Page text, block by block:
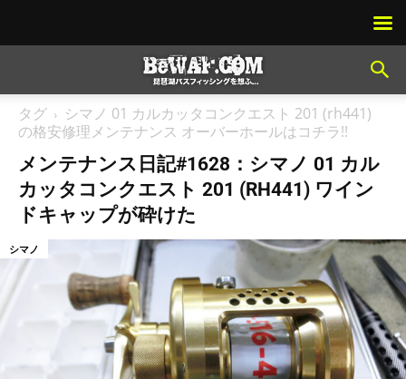
タグ
シマノ 01 カルカッタコンクエスト 201 (rh441)
の格安修理メンテナンス オーバーホールはコチラ!!
メンテナンス日記#1628：シマノ 01 カル
カッタコンクエスト 201 (RH441) ワイン
ドキャップが砕けた
シマノ